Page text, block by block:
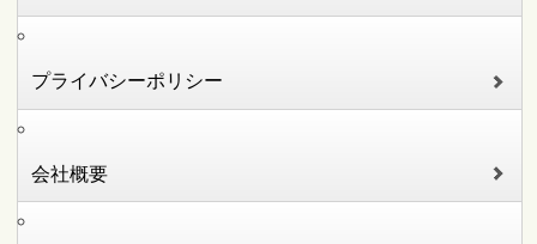
プライバシーポリシー
会社概要